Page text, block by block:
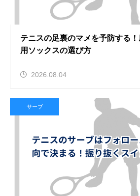
テニスの足裏のマメを予防する
用ソックスの選び方
2026.08.04
サーブ